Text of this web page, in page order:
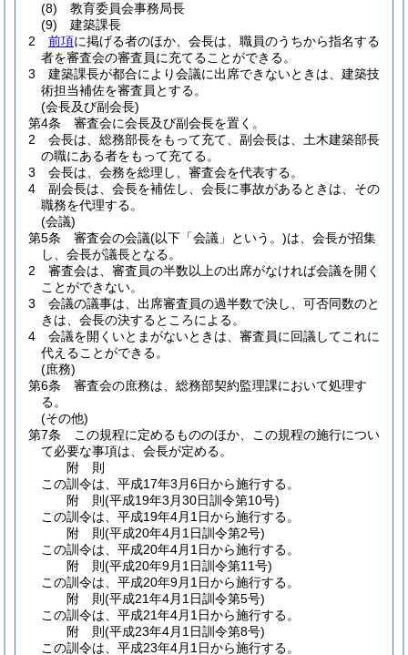
(8)
教育委員会事務局長
(9)
建築課長
2
前項に掲げる者のほか、会長は、職員のうちから指名する
者を審査会の審査員に充てることができる。
3
建築課長が都合により会議に出席できないときは、建築技
術担当補佐を審査員とする。
(会長及び副会長)
第4条
審査会に会長及び副会長を置く。
2
会長は、総務部長をもって充て、副会長は、土木建築部長
の職にある者をもって充てる。
3
会長は、会務を総理し、審査会を代表する。
4
副会長は、会長を補佐し、会長に事故があるときは、その
職務を代理する。
(会議)
第5条
審査会の会議(以下「会議」という。)は、会長が招集
し、会長が議長となる。
2
審査会は、審査員の半数以上の出席がなければ会議を開く
ことができない。
3
会議の議事は、出席審査員の過半数で決し、可否同数のと
きは、会長の決するところによる。
4
会議を開くいとまがないときは、審査員に回議してこれに
代えることができる。
(庶務)
第6条
審査会の庶務は、総務部契約監理課において処理す
る。
(その他)
第7条
この規程に定めるもののほか、この規程の施行につい
て必要な事項は、会長が定める。
附 則
この訓令は、平成17年3月6日から施行する。
附 則(平成19年3月30日訓令第10号)
この訓令は、平成19年4月1日から施行する。
附 則(平成20年4月1日訓令第2号)
この訓令は、平成20年4月1日から施行する。
附 則(平成20年9月1日訓令第11号)
この訓令は、平成20年9月1日から施行する。
附 則(平成21年4月1日訓令第5号)
この訓令は、平成21年4月1日から施行する。
附 則(平成23年4月1日訓令第8号)
この訓令は、平成23年4月1日から施行する。